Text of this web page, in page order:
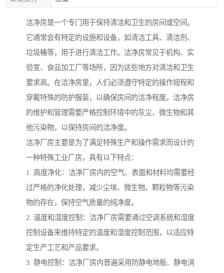
洁净房是一个专门用于保持清洁和卫生的房间或空间。
它通常会有特定的设施和设备，如清洁工具、清洁剂、
垃圾桶等，用于进行清洁工作。洁净房常见于机构、实
验室、食品加工厂等场所，因为这些地方对清洁和卫生
要求高。在洁净房里，人们必须遵守特定的操作规程和
穿戴特殊的防护服装，以确保房间的洁净程度。洁净房
的维护和管理需要严格控制环境中的灰尘、微生物和其
他污染物，以保持房间的洁净度。
洁净厂房主要是为了满足特殊生产和操作需求而设计的
一种特殊工业厂房，具有以下特点：
1. 高度净化：洁净厂房内的空气、表面和材料均需要经
过严格的净化处理，减少尘埃、微生物、颗粒物等污染
物的存在，保持空气质量的纯净度。
2. 温度和湿度控制：洁净厂房需要通过空调系统和湿度
控制设备来维持特定的温度和湿度控制范围，以适应特
定生产工艺和产品要求。
3. 静电控制：洁净厂房内普遍采用防静电地板、静电消